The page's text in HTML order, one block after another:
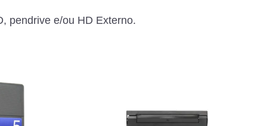
pendrive e/ou HD Externo.